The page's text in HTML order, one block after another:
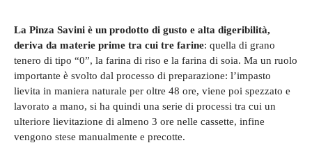
La Pinza Savini è un prodotto di gusto e alta digeribilità,
deriva da materie prime tra cui tre farine: quella di grano
tenero di tipo “0”, la farina di riso e la farina di soia. Ma un ruolo
importante è svolto dal processo di preparazione: l’impasto
lievita in maniera naturale per oltre 48 ore, viene poi spezzato e
lavorato a mano, si ha quindi una serie di processi tra cui un
ulteriore lievitazione di almeno 3 ore nelle cassette, infine
vengono stese manualmente e precotte.